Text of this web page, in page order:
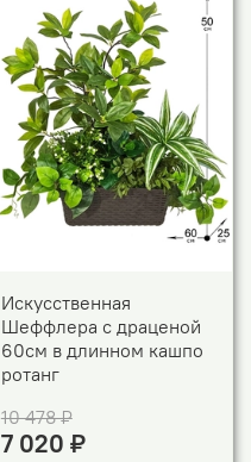
Искусственная
Шеффлера с драценой
60см в длинном кашпо
ротанг
10 478 ₽
7 020 ₽